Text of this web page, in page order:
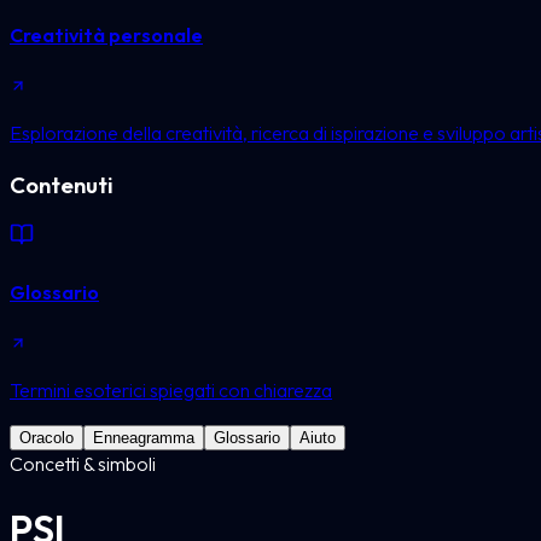
Creatività personale
Esplorazione della creatività, ricerca di ispirazione e sviluppo
Contenuti
Glossario
Termini esoterici spiegati con chiarezza
Oracolo Enneagramma Glossario Aiuto
Concetti & simboli
PSI